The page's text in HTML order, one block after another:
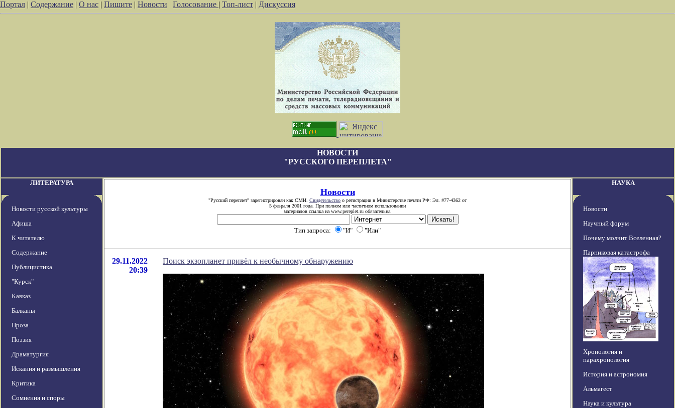
Портал | Содержание | О нас | Пишите | Новости | Голосование | Топ-лист | Дискуссия
НОВОСТИ
"РУССКОГО ПЕРЕПЛЕТА"
ЛИТЕРАТУРА
Новости русской культуры
Афиша
К читателю
Содержание
Публицистика
"Курск"
Кавказ
Балканы
Проза
Поэзия
Драматургия
Искания и размышления
Критика
Сомнения и споры
Новости
"Русский переплет" зарегистрирован как СМИ. Свидетельство о регистрации в Министерстве печати РФ: Эл. #77-4362 от
5 февраля 2001 года. При полном или частичном использовании
материалов ссылка на www.pereplet.ru обязательна.
Тип запроса: "И" "Или"
29.11.2022
20:39
Поиск экзопланет привёл к необычному обнаружению
НАУКА
Новости
Научный форум
Почему молчит Вселенная?
Парниковая катастрофа
Хронология и
парахронология
История и астрономия
Альмагест
Наука и культура